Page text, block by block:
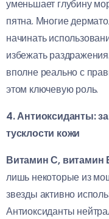
уменьшает глубину
пятна. Многие
начинать
избежать раздражения.
вполне реально с
этом ключевую роль.
4. Антиоксиданты:
тусклости кожи
Витамин С, витамин
лишь некоторые из
звезды активно
Антиоксиданты